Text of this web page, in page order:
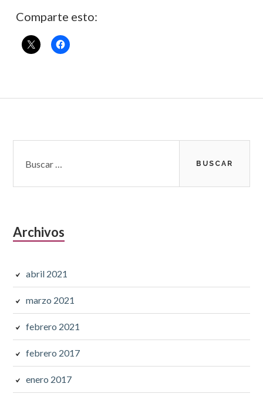
Comparte esto:
lateral
subsidiaria
Archivos
abril 2021
marzo 2021
febrero 2021
febrero 2017
enero 2017